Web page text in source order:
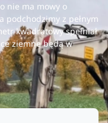
nie ma mowy o
podchodzimy z pełnym
kwadratowy spełniał
ziemne będą w